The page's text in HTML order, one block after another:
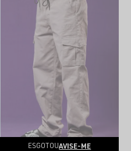
ESGOTOUAVISE-ME